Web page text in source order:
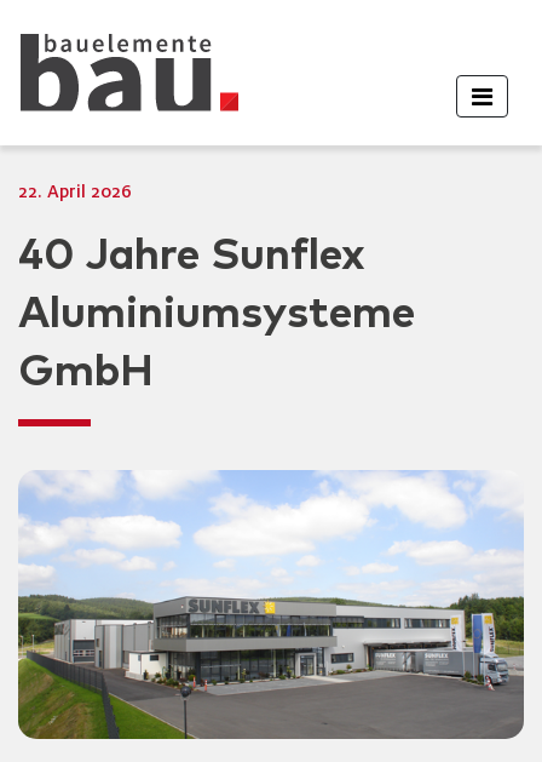
22. April 2026
40 Jahre Sunflex
Aluminiumsysteme
GmbH